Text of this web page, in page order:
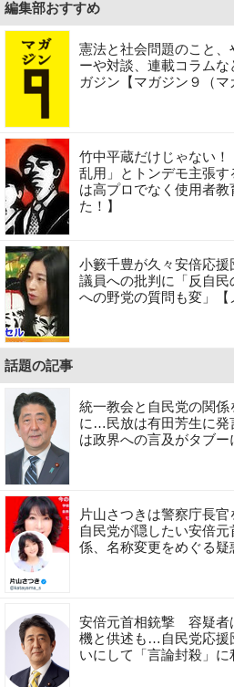
編集部おすすめ
憲法と社会問題のこと、
ーや対談、連載コラム
ガジン【マガジン９（マ
竹中平蔵だけじゃない
乱用」とトンデモ主張
は高プロでなく使用者
た！】
小籔千豊が久々安倍応
議員への批判に「反自
への野党の質問も変」【
話題の記事
統一教会と自民党の関
に…民放は有田芳生に発
は政界への言及がタブー
片山さつきは警察庁長官
自民党が隠したい安倍
係、名称変更をめぐる疑
安倍元首相銃撃 容疑者
機と供述も…自民党応援
いにして「言論封殺」に